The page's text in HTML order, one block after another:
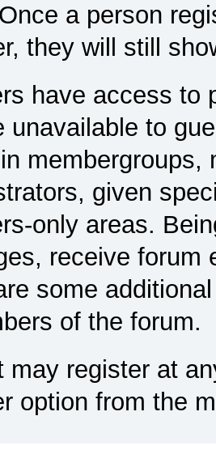
a person
they will still
have access to
unavailable to
membergroups,
given
only areas.
receive forum
some
of the forum.
may register at
option from the